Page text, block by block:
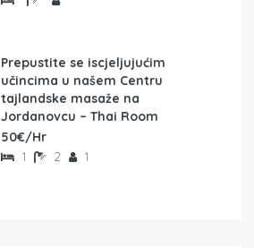
Prepustite se iscjeljujućim
učincima u našem Centru
tajlandske masaže na
Jordanovcu – Thai Room
50€/Hr
1 2 1